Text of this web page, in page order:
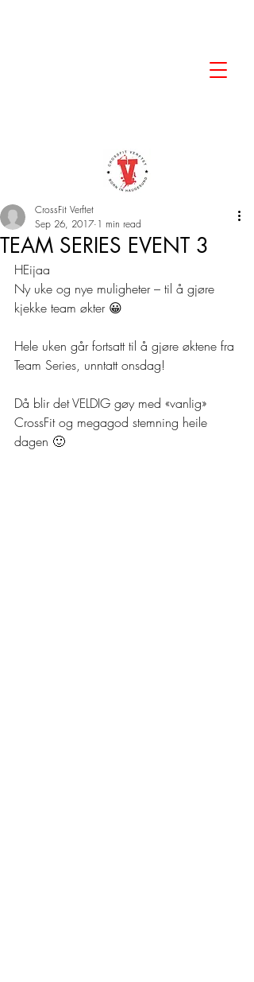
TEAM SERIES EVENT 3
CrossFit Verftet
Sep 26, 2017 1 min read
HEijaa
Ny uke og nye muligheter – til å gjøre
kjekke team økter 😀
Hele uken går fortsatt til å gjøre øktene fra
Team Series, unntatt onsdag!
Då blir det VELDIG gøy med «vanlig»
CrossFit og megagod stemning heile
dagen 🙂